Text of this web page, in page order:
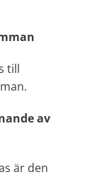
till
av
är den